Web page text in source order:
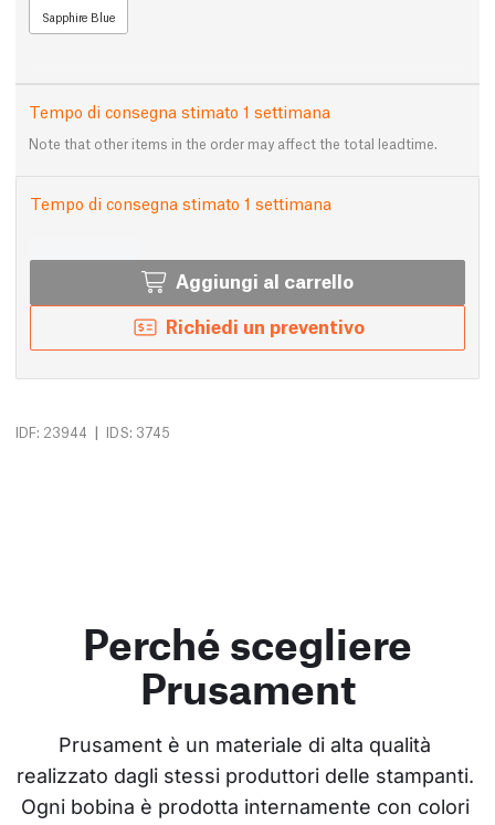
Sapphire Blue
Tempo di consegna stimato 1 settimana
Note that other items in the order may affect the total leadtime.
Tempo di consegna stimato 1 settimana
Aggiungi al carrello
Richiedi un preventivo
IDF: 23944 | IDS: 3745
Perché scegliere
Prusament
Prusament è un materiale di alta qualità
realizzato dagli stessi produttori delle stampanti.
Ogni bobina è prodotta internamente con colori